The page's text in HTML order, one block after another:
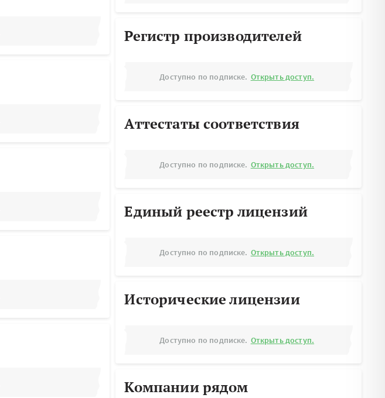
Регистр производителей
Доступно по подписке. Открыть доступ.
Аттестаты соответствия
Доступно по подписке. Открыть доступ.
Единый реестр лицензий
Доступно по подписке. Открыть доступ.
Исторические лицензии
Доступно по подписке. Открыть доступ.
Компании рядом